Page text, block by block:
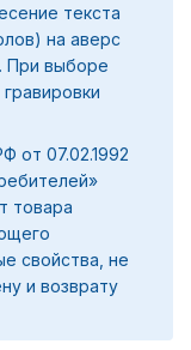
текста
на аверс
При выборе
от 07.02.1992
товара
свойства, не
и возврату